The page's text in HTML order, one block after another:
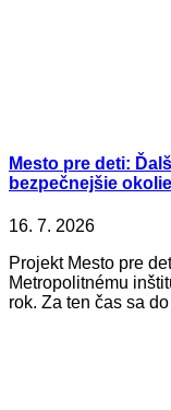
Mesto pre deti:
bezpečnejšie okolie
16. 7. 2026
Projekt Mesto pre
Metropolitnému
rok. Za ten čas sa